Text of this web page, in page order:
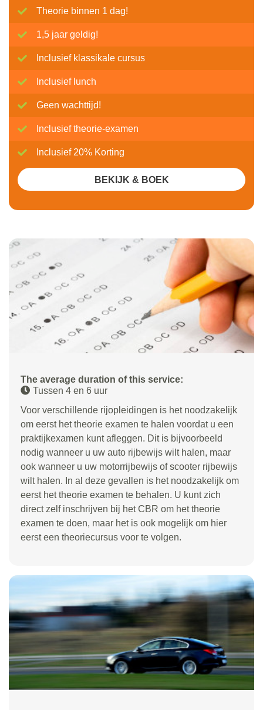
The average duration of this service:
Tussen 4 en 6 uur
Voor verschillende rijopleidingen is het noodzakelijk
om eerst het theorie examen te halen voordat u een
praktijkexamen kunt afleggen. Dit is bijvoorbeeld
nodig wanneer u uw auto rijbewijs wilt halen, maar
ook wanneer u uw motorrijbewijs of scooter rijbewijs
wilt halen. In al deze gevallen is het noodzakelijk om
eerst het theorie examen te behalen. U kunt zich
direct zelf inschrijven bij het CBR om het theorie
examen te doen, maar het is ook mogelijk om hier
eerst een theoriecursus voor te volgen.
Theorie binnen 1 dag!
1,5 jaar geldig!
Inclusief klassikale cursus
Inclusief lunch
Geen wachttijd!
Inclusief theorie-examen
Inclusief 20% Korting
BEKIJK & BOEK